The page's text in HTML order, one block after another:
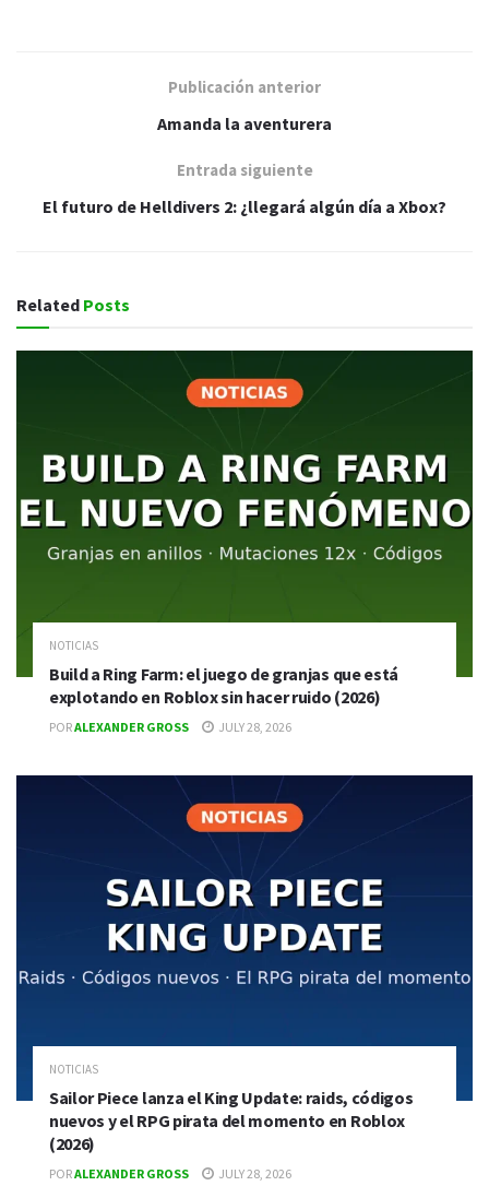
Publicación anterior
Amanda la aventurera
Entrada siguiente
El futuro de Helldivers 2: ¿llegará algún día a Xbox?
Related Posts
NOTICIAS
Build a Ring Farm: el juego de granjas que está
explotando en Roblox sin hacer ruido (2026)
PORALEXANDER GROSS JULY 28, 2026
NOTICIAS
Sailor Piece lanza el King Update: raids, códigos
nuevos y el RPG pirata del momento en Roblox
(2026)
PORALEXANDER GROSS JULY 28, 2026